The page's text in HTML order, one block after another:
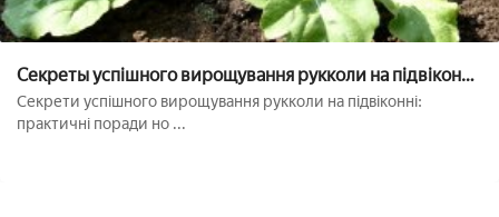
Секреты успішного вирощування рукколи на підвіконні:
практичні поради для новачків
Секрети успішного вирощування рукколи на підвіконні:
практичні поради но ...